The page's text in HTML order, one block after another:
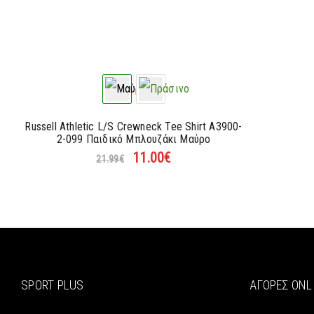
Russell Athletic L/S Crewneck Tee Shirt A3900-
2-099 Παιδικό Μπλουζάκι Μαύρο
21.99€ 11.00€
SPORT PLUS ΑΓΟΡΈΣ